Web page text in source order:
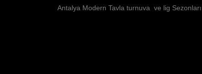
Antalya Modern Tavla turnuva ve lig Sezonları .